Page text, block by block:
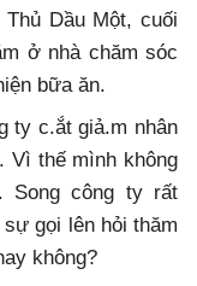
Dầu Một, cuối
ở nhà chăm sóc
bữa ăn.
ty c.ắt giả.m nhân
Vì thế mình không
Song công ty rất
gọi lên hỏi thăm
không?